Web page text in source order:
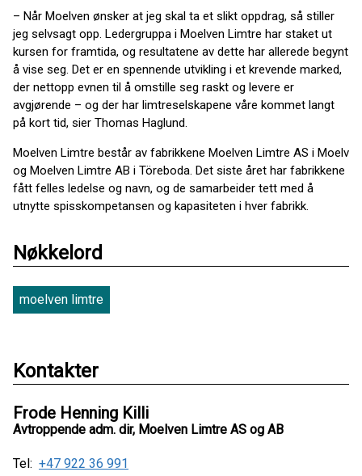
– Når Moelven ønsker at jeg skal ta et slikt oppdrag, så stiller
jeg selvsagt opp. Ledergruppa i Moelven Limtre har staket ut
kursen for framtida, og resultatene av dette har allerede begynt
å vise seg. Det er en spennende utvikling i et krevende marked,
der nettopp evnen til å omstille seg raskt og levere er
avgjørende – og der har limtreselskapene våre kommet langt
på kort tid, sier Thomas Haglund.
Moelven Limtre består av fabrikkene Moelven Limtre AS i Moelv
og Moelven Limtre AB i Töreboda. Det siste året har fabrikkene
fått felles ledelse og navn, og de samarbeider tett med å
utnytte spisskompetansen og kapasiteten i hver fabrikk.
Nøkkelord
moelven limtre
Kontakter
Frode Henning Killi
Avtroppende adm. dir, Moelven Limtre AS og AB
Tel: +47 922 36 991